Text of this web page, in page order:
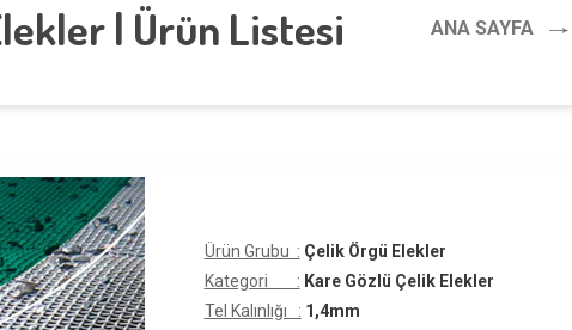
| Ürün Listesi ANA SAYFA
Ürün Grubu : Çelik Örgü Elekler
Kategori : Kare Gözlü Çelik Elekler
Tel Kalınlığı : 1,4mm